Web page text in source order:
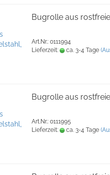
Bugrolle aus
Art.Nr.: 0111994
Lieferzeit:
ca. 3-4 Tage
Bugrolle aus
Art.Nr.: 0111995
Lieferzeit:
ca. 3-4 Tage